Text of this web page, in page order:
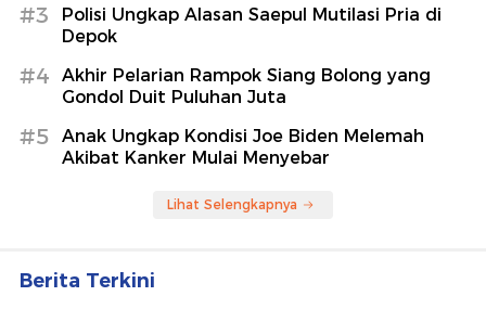
#3
Polisi Ungkap Alasan Saepul Mutilasi Pria di
Depok
#4
Akhir Pelarian Rampok Siang Bolong yang
Gondol Duit Puluhan Juta
#5
Anak Ungkap Kondisi Joe Biden Melemah
Akibat Kanker Mulai Menyebar
Lihat Selengkapnya
Berita Terkini